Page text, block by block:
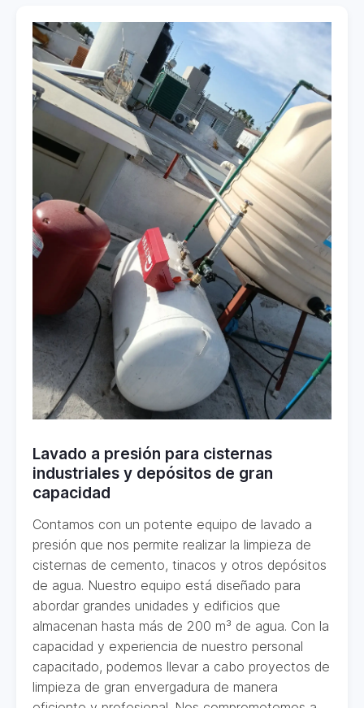
Lavado a presión para cisternas
industriales y depósitos de gran
capacidad
Contamos con un potente equipo de lavado a
presión que nos permite realizar la limpieza de
cisternas de cemento, tinacos y otros depósitos
de agua. Nuestro equipo está diseñado para
abordar grandes unidades y edificios que
almacenan hasta más de 200 m³ de agua. Con la
capacidad y experiencia de nuestro personal
capacitado, podemos llevar a cabo proyectos de
limpieza de gran envergadura de manera